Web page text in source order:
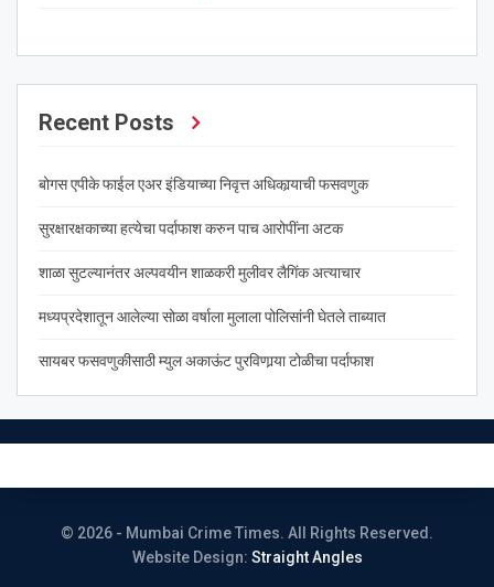
Recent Posts
बोगस एपीके फाईल एअर इंडियाच्या निवृत्त अधिकार्‍याची फसवणुक
सुरक्षारक्षकाच्या हत्येचा पर्दाफाश करुन पाच आरोपींना अटक
शाळा सुटल्यानंतर अल्पवयीन शाळकरी मुलीवर लैगिंक अत्याचार
मध्यप्रदेशातून आलेल्या सोळा वर्षाला मुलाला पोलिसांनी घेतले ताब्यात
सायबर फसवणुकीसाठी म्युल अकाऊंट पुरविणार्‍या टोळीचा पर्दाफाश
© 2026 - Mumbai Crime Times. All Rights Reserved.
Website Design: Straight Angles